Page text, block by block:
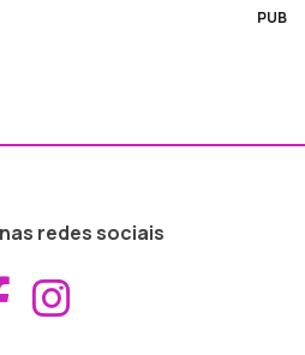
PUB
redes sociais
Aceder ao